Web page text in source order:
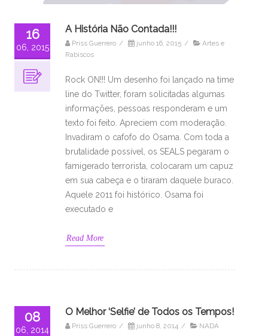
16
06, 2015
A História Não Contada!!!
Priss Guerrero / junho 16, 2015 /
Artes e
Rabiscos
Rock ON!!! Um desenho foi lançado na time
line do Twitter, foram solicitadas algumas
informações, pessoas responderam e um
texto foi feito. Apreciem com moderação.
Invadiram o cafofo do Osama. Com toda a
brutalidade possível, os SEALS pegaram o
famigerado terrorista, colocaram um capuz
em sua cabeça e o tiraram daquele buraco.
Aquele 2011 foi histórico. Osama foi
executado e
Read More
08
06, 2014
O Melhor ‘Selfie’ de Todos os Tempos!
Priss Guerrero / junho 8, 2014 / NADA